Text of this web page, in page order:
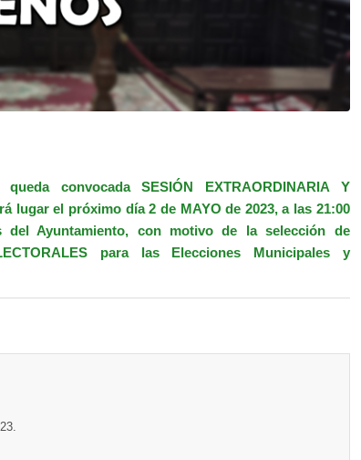
convocada SESIÓN EXTRAORDINARIA Y
lugar el próximo día 2 de MAYO de 2023, a las 21:00
Ayuntamiento, con motivo de la selección de
para las Elecciones Municipales y